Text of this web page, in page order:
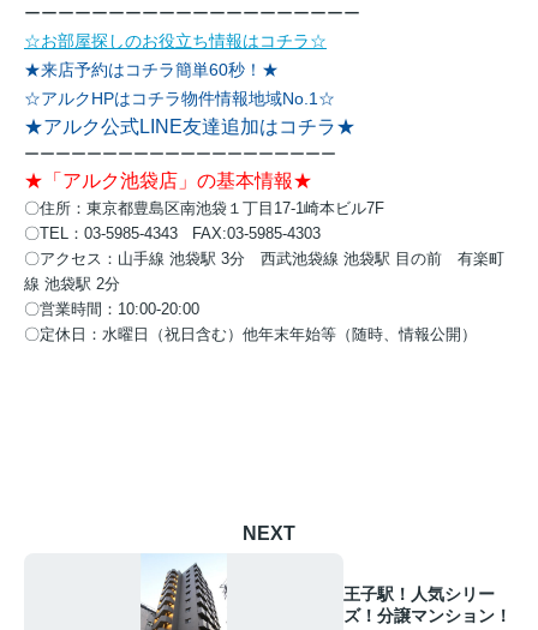
ーーーーーーーーーーーーーーーーーーーー
☆お部屋探しのお役立ち情報はコチラ☆
★来店予約はコチラ簡単60秒！★
☆アルクHPはコチラ物件情報地域No.1☆
★アルク公式LINE友達追加はコチラ★
ーーーーーーーーーーーーーーーーーーーー
★「アルク池袋店」の基本情報★
〇住所：東京都豊島区南池袋１丁目17-1崎本ビル7F
〇TEL：03-5985-4343 FAX:03-5985-4303
〇アクセス： 山手線 池袋駅 3分 西武池袋線 池袋駅 目の前 有楽町
線 池袋駅 2分
〇営業時間：10:00-20:00
〇定休日：水曜日（祝日含む）他年末年始等（随時、情報公開）
NEXT
王子駅！人気シリー
ズ！分譲マンション！